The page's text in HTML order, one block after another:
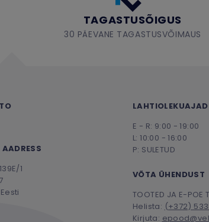
TAGASTUSÕIGUS
30 PÄEVANE TAGASTUSVÕIMAUS
1
LAHTIOLEKUAJAD
E - R: 9:00 - 19:00
L: 10:00 - 16:00
P: SULETUD
VÕTA ÜHENDUST
TOOTED JA E-POE
Helista: (+372)
Kirjuta: